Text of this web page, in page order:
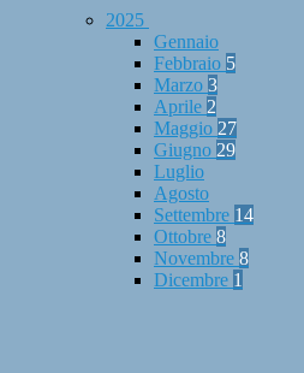
2025
Gennaio
Febbraio 5
Marzo 3
Aprile 2
Maggio 27
Giugno 29
Luglio
Agosto
Settembre 14
Ottobre 8
Novembre 8
Dicembre 1